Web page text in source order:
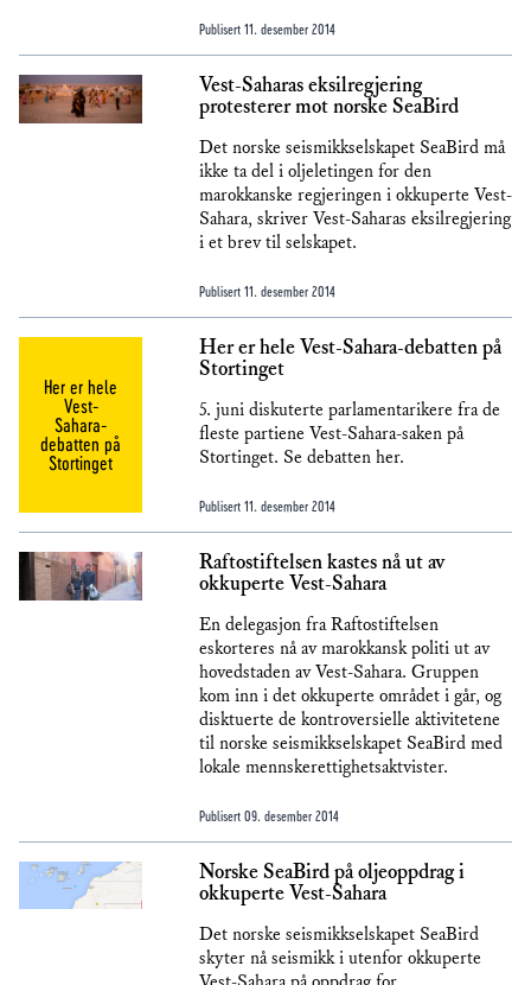
Publisert 11. desember 2014
Vest-Saharas eksilregjering
protesterer mot norske SeaBird
Det norske seismikkselskapet SeaBird må
ikke ta del i oljeletingen for den
marokkanske regjeringen i okkuperte Vest-
Sahara, skriver Vest-Saharas eksilregjering
i et brev til selskapet.
Publisert 11. desember 2014
Her er hele
Vest-
Sahara-
debatten på
Stortinget
Her er hele Vest-Sahara-debatten på
Stortinget
5. juni diskuterte parlamentarikere fra de
fleste partiene Vest-Sahara-saken på
Stortinget. Se debatten her.
Publisert 11. desember 2014
Raftostiftelsen kastes nå ut av
okkuperte Vest-Sahara
En delegasjon fra Raftostiftelsen
eskorteres nå av marokkansk politi ut av
hovedstaden av Vest-Sahara. Gruppen
kom inn i det okkuperte området i går, og
disktuerte de kontroversielle aktivitetene
til norske seismikkselskapet SeaBird med
lokale mennskerettighetsaktvister.
Publisert 09. desember 2014
Norske SeaBird på oljeoppdrag i
okkuperte Vest-Sahara
Det norske seismikkselskapet SeaBird
skyter nå seismikk i utenfor okkuperte